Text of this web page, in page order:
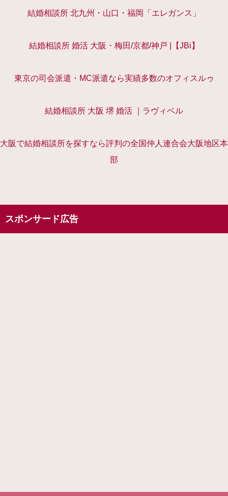
結婚相談所 北九州・山口・福岡「エレガンス」
結婚相談所 婚活 大阪・梅田/京都/神戸 |【JBi】
東京の司会派遣・MC派遣なら実績多数のオフィスルゥ
結婚相談所 大阪 堺 婚活 ｜ラヴィベル
大阪で結婚相談所を探すなら評判の全国仲人連合会大阪地区本
部
スポンサード広告